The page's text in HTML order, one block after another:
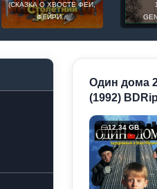
(СКАЗКА О ХВОСТЕ ФЕИ,
ФЕЙРИ...
Один дома
(1992)
12.34 GB